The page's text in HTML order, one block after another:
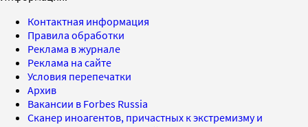
Контактная информация
Правила обработки
Реклама в журнале
Реклама на сайте
Условия перепечатки
Архив
Вакансии в Forbes Russia
Сканер иноагентов, причастных к экстремизму и